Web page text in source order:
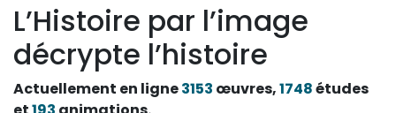
L’Histoire par l’image
décrypte l’histoire
Actuellement en ligne3153 œuvres,1748études